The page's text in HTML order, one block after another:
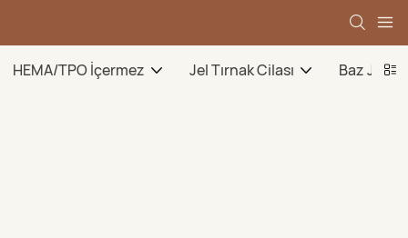
HEMA/TPO İçermez Jel Tırnak Cilası Baz Jel